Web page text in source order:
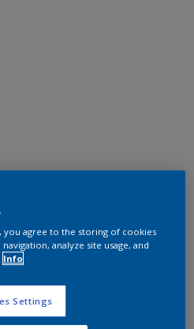
you agree to the storing of cookies
analyze site usage, and
Info
Settings